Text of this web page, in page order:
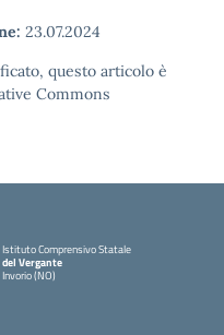
23.07.2024
questo articolo è
Commons
Istituto Comprensivo Statale
del Vergante
Invorio (NO)